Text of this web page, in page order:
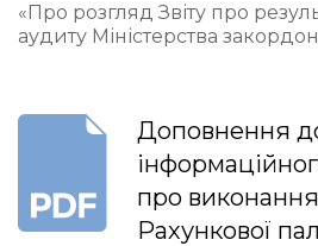
«Про розгляд Звіту про
аудиту Міністерства
Доповнення
про
Рахункової